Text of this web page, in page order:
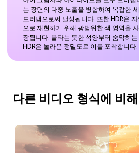
는 장면의 다중 노출을 병합하여 복잡한
드러냄으로써 달성됩니다. 또한 HDR은
으로 재현하기 위해 광범위한 색 영역을
장됩니다. 불타는 듯한 석양부터 숨막히
HDR은 놀라운 정밀도로 이를 포착합니다.
다른 비디오 형식에 비